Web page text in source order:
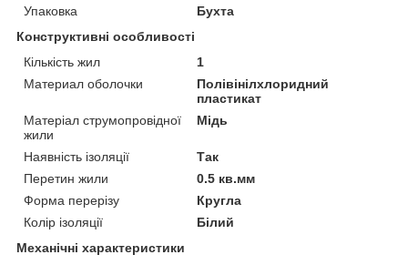
Упаковка
Бухта
Конструктивні особливості
Кількість жил
1
Материал оболочки
Полівінілхлоридний
пластикат
Матеріал струмопровідної
жили
Мідь
Наявність ізоляції
Так
Перетин жили
0.5 кв.мм
Форма перерізу
Кругла
Колір ізоляції
Білий
Механічні характеристики